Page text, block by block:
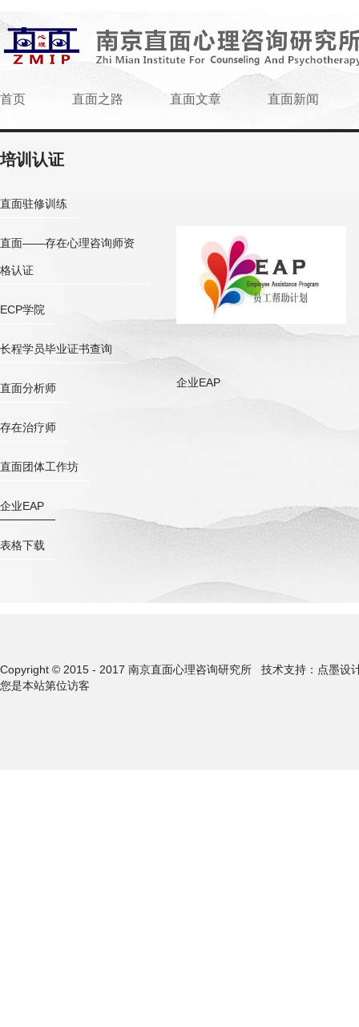
首页 直面之路 直面文章 直面新闻
培训认证
直面驻修训练
直面——存在心理咨询师资
格认证
ECP学院
长程学员毕业证书查询
直面分析师
存在治疗师
直面团体工作坊
企业EAP
表格下载
企业EAP
Copyright © 2015 - 2017 南京直面心理咨询研究所 技术支持：点墨设
您是本站第位访客